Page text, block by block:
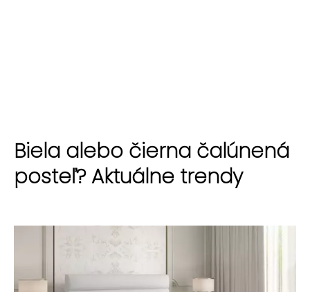
Biela alebo čierna čalúnená
posteľ? Aktuálne trendy